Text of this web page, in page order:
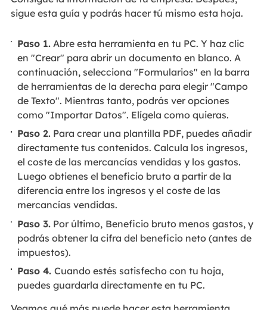
sigue esta guía y podrás hacer tú mismo esta hoja.
Paso 1. Abre esta herramienta en tu PC. Y haz clic
en "Crear" para abrir un documento en blanco. A
continuación, selecciona "Formularios" en la barra
de herramientas de la derecha para elegir "Campo
de Texto". Mientras tanto, podrás ver opciones
como "Importar Datos". Elígela como quieras.
Paso 2. Para crear una plantilla PDF, puedes añadir
directamente tus contenidos. Calcula los ingresos,
el coste de las mercancías vendidas y los gastos.
Luego obtienes el beneficio bruto a partir de la
diferencia entre los ingresos y el coste de las
mercancías vendidas.
Paso 3. Por último, Beneficio bruto menos gastos, y
podrás obtener la cifra del beneficio neto (antes de
impuestos).
Paso 4.Cuando estés satisfecho con tu hoja,
puedes guardarla directamente en tu PC.